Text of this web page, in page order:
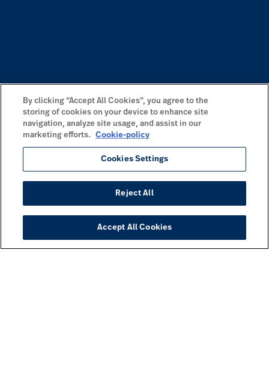
By clicking “Accept All Cookies”, you agree to the
storing of cookies on your device to enhance site
navigation, analyze site usage, and assist in our
marketing efforts.
Cookie-policy
Cookies Settings
Reject All
Accept All Cookies